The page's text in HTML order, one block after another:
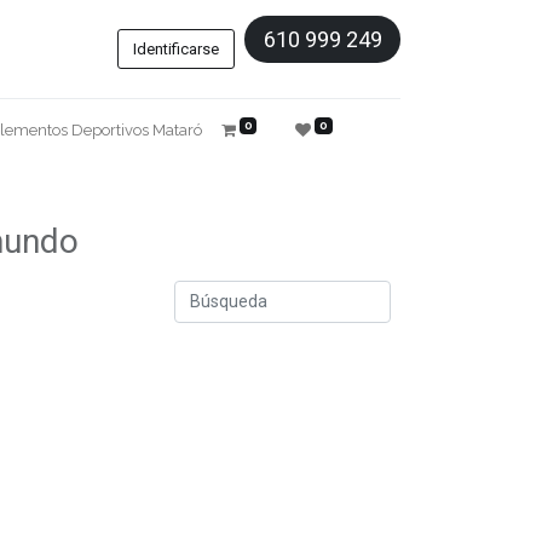
Identificarse 610 999 249
Deportivos Mataró 0 0